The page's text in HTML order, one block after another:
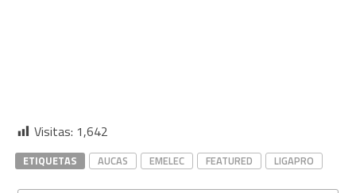
Visitas: 1,642
ETIQUETAS AUCAS EMELEC FEATURED LIGAPRO